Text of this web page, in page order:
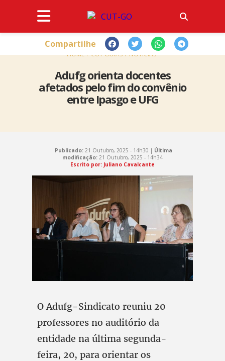
HOME CUT GOIÁS NOTÍCIAS
Adufg orienta docentes
afetados pelo fim do convênio
entre Ipasgo e UFG
Compartilhe
Publicado:21 Outubro, 2025 - 14h30 | Última
modificação: 21 Outubro, 2025 - 14h34
Escrito por: Juliano Cavalcante
O Adufg-Sindicato reuniu 20
professores no auditório da
entidade na última segunda-
feira, 20, para orientar os